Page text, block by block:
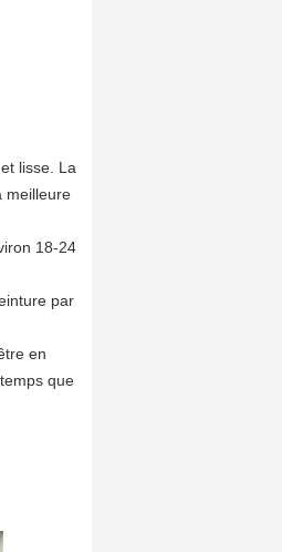
lisse. La
meilleure
18-24
par
en
que